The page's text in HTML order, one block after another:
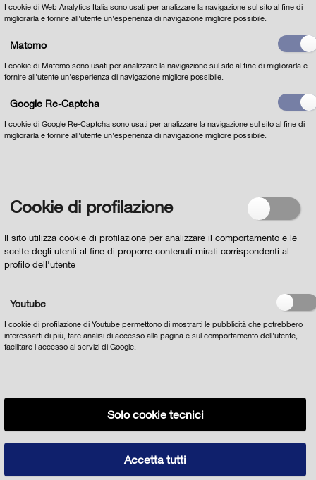
Dichiaro di aver lettol'INFORMATIVA per il
Privacy Cookie policy Note Legali tutte le notizie
© 2022 Comune di Parma Strada Repubblica 1 43121 - Parma Partita
I cookie di Web Analytics Italia sono usati per analizzare la navigazione sul sito al fine di
migliorarla e fornire all'utente un'esperienza di navigazione migliore possibile.
Matomo
I cookie di Matomo sono usati per analizzare la navigazione sul sito al fine di migliorarla e
fornire all'utente un'esperienza di navigazione migliore possibile.
Google Re-Captcha
I cookie di Google Re-Captcha sono usati per analizzare la navigazione sul sito al fine di
migliorarla e fornire all'utente un'esperienza di navigazione migliore possibile.
Cookie di profilazione
Il sito utilizza cookie di profilazione per analizzare il comportamento e le
scelte degli utenti al fine di proporre contenuti mirati corrispondenti al
profilo dell'utente
Youtube
I cookie di profilazione di Youtube permettono di mostrarti le pubblicità che potrebbero
interessarti di più, fare analisi di accesso alla pagina e sul comportamento dell'utente,
facilitare l'accesso ai servizi di Google.
Solo cookie tecnici
Accetta tutti